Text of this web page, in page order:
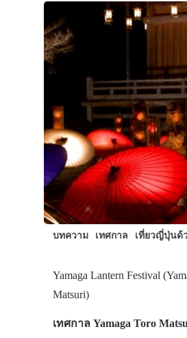
บทความ เทศกาล เที่ยวญี่ปุ่นด้
Yamaga Lantern Festival
Matsuri)
เทศกาล Yamaga Toro